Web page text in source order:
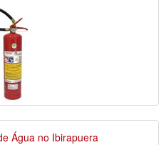
Água no Ibirapuera